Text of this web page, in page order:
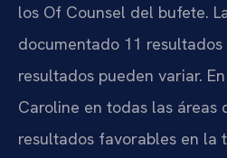
los Of Counsel del bufete.
documentado 11 resultados
resultados pueden variar.
Caroline en todas las áreas
resultados favorables en la